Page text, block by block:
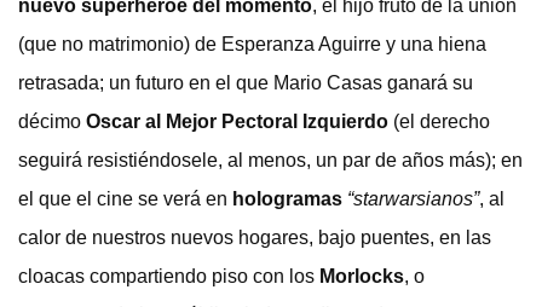
nuevo superhéroe del momento, el hijo fruto de la unión
(que no matrimonio) de Esperanza Aguirre y una hiena
retrasada; un futuro en el que Mario Casas ganará su
décimo Oscar al Mejor Pectoral Izquierdo (el derecho
seguirá resistiéndosele, al menos, un par de años más); en
el que el cine se verá en hologramas “starwarsianos”, al
calor de nuestros nuevos hogares, bajo puentes, en las
cloacas compartiendo piso con los Morlocks, o